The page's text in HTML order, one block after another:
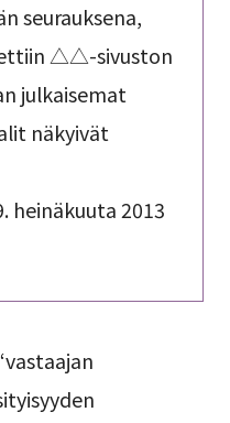
seurauksena,
△△-sivuston
julkaisemat
näkyivät
heinäkuuta 2013